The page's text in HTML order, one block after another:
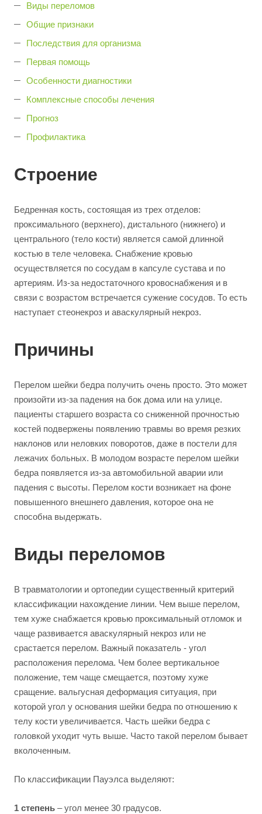
Виды переломов
Общие признаки
Последствия для организма
Первая помощь
Особенности диагностики
Комплексные способы лечения
Прогноз
Профилактика
Строение
Бедренная кость, состоящая из трех отделов:
проксимального (верхнего), дистального (нижнего) и
центрального (тело кости) является самой длинной
костью в теле человека. Снабжение кровью
осуществляется по сосудам в капсуле сустава и по
артериям. Из-за недостаточного кровоснабжения и в
связи с возрастом встречается сужение сосудов. То есть
наступает стеонекроз и аваскулярный некроз.
Причины
Перелом шейки бедра получить очень просто. Это может
произойти из-за падения на бок дома или на улице.
пациенты старшего возраста со сниженной прочностью
костей подвержены появлению травмы во время резких
наклонов или неловких поворотов, даже в постели для
лежачих больных. В молодом возрасте перелом шейки
бедра появляется из-за автомобильной аварии или
падения с высоты. Перелом кости возникает на фоне
повышенного внешнего давления, которое она не
способна выдержать.
Виды переломов
В травматологии и ортопедии существенный критерий
классификации нахождение линии. Чем выше перелом,
тем хуже снабжается кровью проксимальный отломок и
чаще развивается аваскулярный некроз или не
срастается перелом. Важный показатель - угол
расположения перелома. Чем более вертикальное
положение, тем чаще смещается, поэтому хуже
сращение. вальгусная деформация ситуация, при
которой угол у основания шейки бедра по отношению к
телу кости увеличивается. Часть шейки бедра с
головкой уходит чуть выше. Часто такой перелом бывает
вколоченным.
По классификации Пауэлса выделяют:
1 степень – угол менее 30 градусов.